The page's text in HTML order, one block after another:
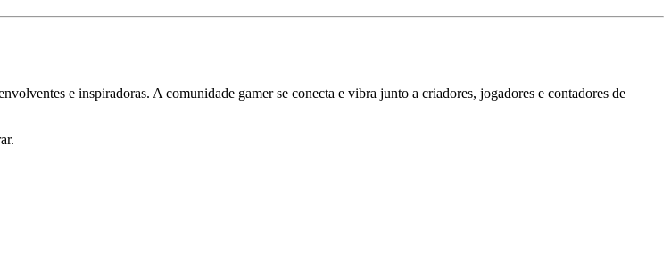
e inspiradoras. A comunidade gamer se conecta e vibra junto a criadores, jogadores e contadores de